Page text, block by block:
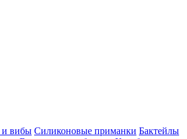
и вибы Силиконовые приманки Бактейлы